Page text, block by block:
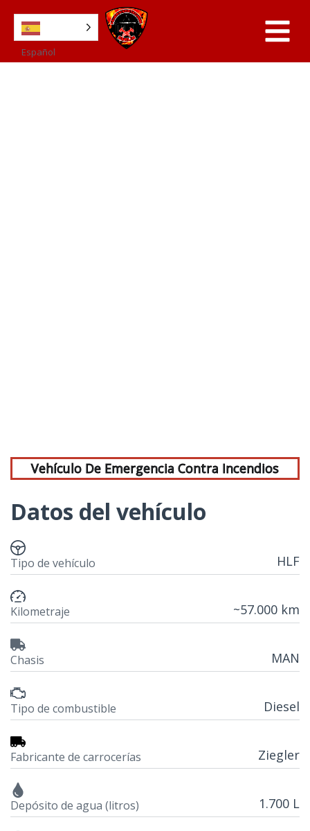
Español
Vehículo De Emergencia Contra Incendios
Datos del vehículo
Tipo de vehículo HLF
Kilometraje ~57.000 km
Chasis MAN
Tipo de combustible Diesel
Fabricante de carrocerías Ziegler
Depósito de agua (litros) 1.700 L